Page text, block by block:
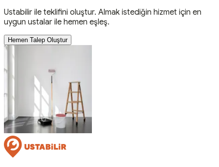
Ustabilir ile teklifini oluştur. Almak istediğin hizmet için en
uygun ustalar ile hemen eşleş.
Hemen Talep Oluştur